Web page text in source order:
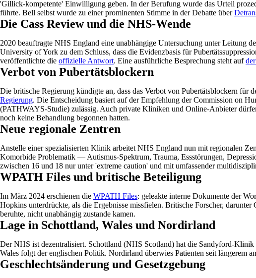
'Gillick-kompetente' Einwilligung geben. In der Berufung wurde das Urteil
führte. Bell selbst wurde zu einer prominenten Stimme in der Debatte über
Die Cass Review und die NHS-Wende
2020 beauftragte NHS England eine unabhängige Untersuchung unter Leitung
University of York zu dem Schluss, dass die Evidenzbasis für
veröffentlichte die offizielle Antwort. Eine ausführliche Besprechung steht auf
Verbot von Pubertätsblockern
Die britische Regierung kündigte an, dass das Verbot von Pubertätsblockern
Regierung. Die Entscheidung basiert auf der Empfehlung der Commission on
(PATHWAYS-Studie) zulässig. Auch private Kliniken und Online-Anbieter
noch keine Behandlung begonnen hatten.
Neue regionale Zentren
Anstelle einer spezialisierten Klinik arbeitet NHS England nun mit regionalen
Komorbide Problematik — Autismus-Spektrum, Trauma, Essstörungen,
zwischen 16 und 18 nur unter 'extreme caution' und mit umfassender
WPATH Files und britische Beteiligung
Im März 2024 erschienen die WPATH Files: geleakte interne Dokumente der
Hopkins unterdrückte, als die Ergebnisse missfielen. Britische Forscher,
beruhte, nicht unabhängig zustande kamen.
Lage in Schottland, Wales und Nordirland
Der NHS ist dezentralisiert. Schottland (NHS Scotland) hat die Sandyford-
Wales folgt der englischen Politik. Nordirland überwies Patienten seit längerem
Geschlechtsänderung und Gesetzgebung